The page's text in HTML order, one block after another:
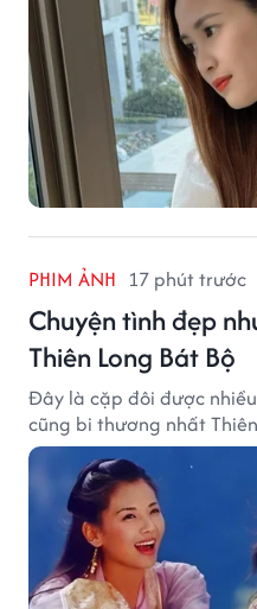
PHIM ẢNH 17 phút trước
Chuyện tình đẹp
Thiên Long Bát Bộ
Đây là cặp đôi được
cũng bi thương nhất